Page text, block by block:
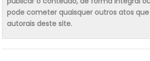
pode cometer quaisquer outros atos
autorais deste site.